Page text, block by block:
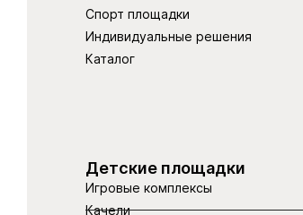
Спорт площадки
Индивидуальные решения
Каталог
Детские площадки
Игровые комплексы
Качели